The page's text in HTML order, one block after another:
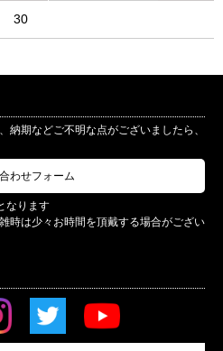
30
納期などご不明な点がございましたら、
わせフォーム
なります
時は少々お時間を頂戴する場合がござい